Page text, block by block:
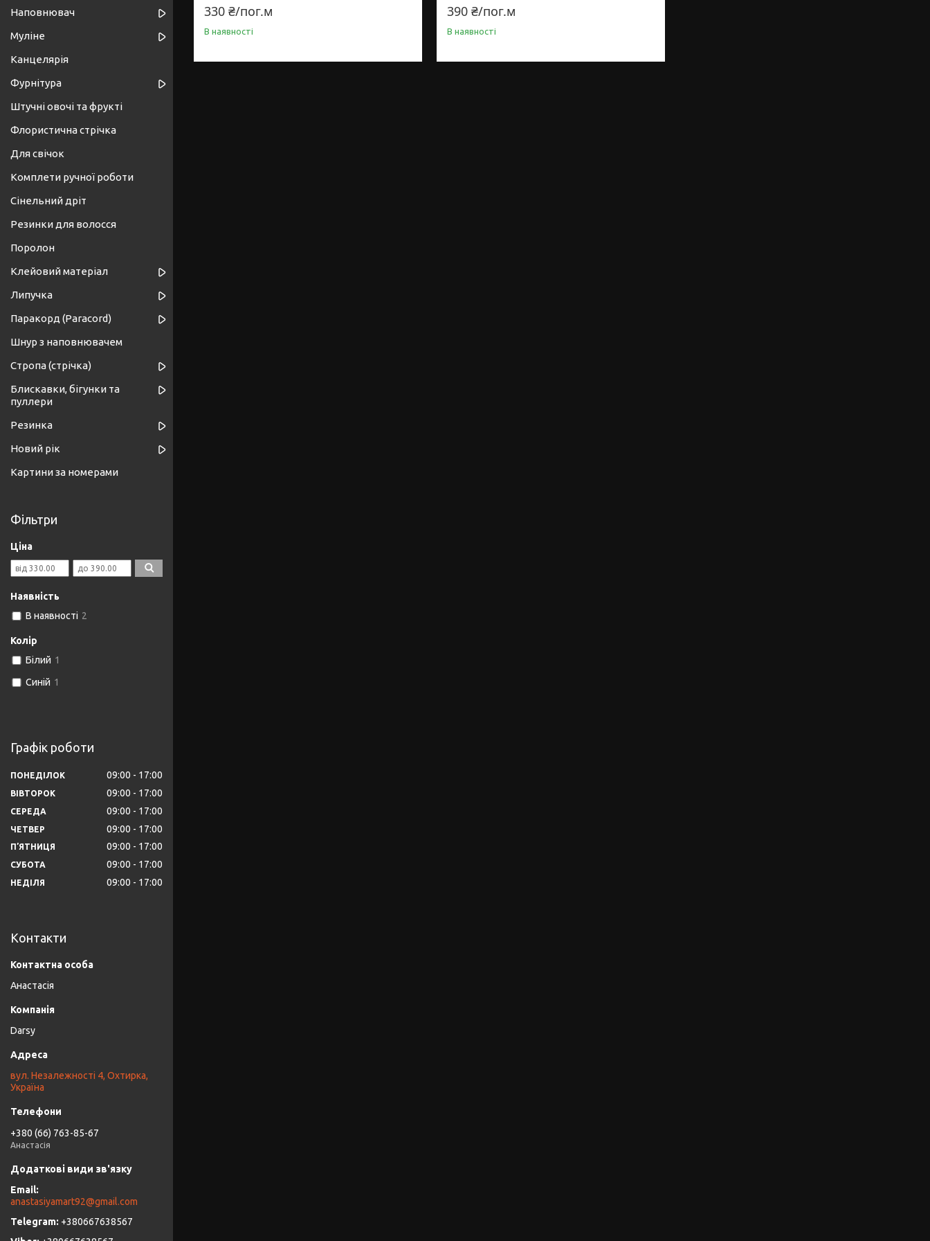
330 ₴/пог.м
В наявності
390 ₴/пог.м
В наявності
Наповнювач
Муліне
Канцелярія
Фурнітура
Штучні овочі та фрукті
Флористична стрічка
Для свічок
Комплети ручної роботи
Сінельний дріт
Резинки для волосся
Поролон
Клейовий матеріал
Липучка
Паракорд (Paracord)
Шнур з наповнювачем
Стропа (стрічка)
Блискавки, бігунки та
пуллери
Резинка
Новий рік
Картини за номерами
Фільтри
Ціна
Наявність
В наявності 2
Колір
Білий 1
Синій 1
Графік роботи
ПОНЕДІЛОК 09:00 17:00
ВІВТОРОК 09:00 17:00
СЕРЕДА 09:00 17:00
ЧЕТВЕР 09:00 17:00
ПʼЯТНИЦЯ 09:00 17:00
СУБОТА 09:00 17:00
НЕДІЛЯ 09:00 17:00
Контакти
Анастасія
Darsy
вул. Незалежності 4, Охтирка,
Україна
+380 (66) 763-85-67
Анастасія
anastasiyamart92@gmail.com
+380667638567